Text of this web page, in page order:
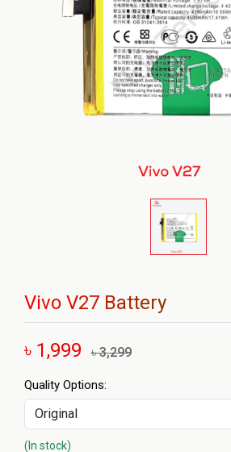
Vivo V27 Battery
৳ 1,999 ৳ 3,299
Quality Options:
(In stock)